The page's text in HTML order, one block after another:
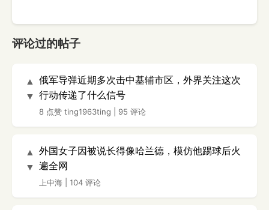
评论过的帖子
▲
▼
俄军导弹近期多次击中基辅市区，外界关注这次
行动传递了什么信号
8 点赞 ting1963ting 95 评论
▲
▼
外国女子因被说长得像哈兰德，模仿他踢球后火
遍全网
上中海 104 评论